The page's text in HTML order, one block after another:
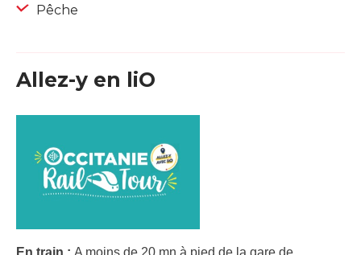
Pêche
Allez-y en liO
En train : A moins de 20 mn à pied de la gare de